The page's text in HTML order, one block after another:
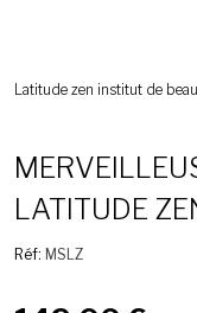
Latitude zen institut de
LATITUDE
Réf: MSLZ